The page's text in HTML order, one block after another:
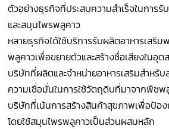
ตัวอย่างธุรกิจที่ประสบความสำเร็จในการ
และสมุนไพรพลูคาว
หลายธุรกิจได้ใช้บริการรับผลิตอาหารเสริม
พลูคาวเพื่อขยายตัวและสร้างชื่อเสียงในอุ
บริษัทที่ผลิตและจำหน่ายอาหารเสริมสำห
ความเชื่อมั่นในการใช้วัตถุดิบที่มาจากพืชพ
บริษัทที่เน้นการสร้างสินค้าสุขภาพเพื่อป้อง
โดยใช้สมุนไพรพลูคาวเป็นส่วนผสมหลัก